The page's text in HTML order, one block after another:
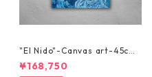
"El Nido"-Canvas art-45cm
x 45cm
¥168,750